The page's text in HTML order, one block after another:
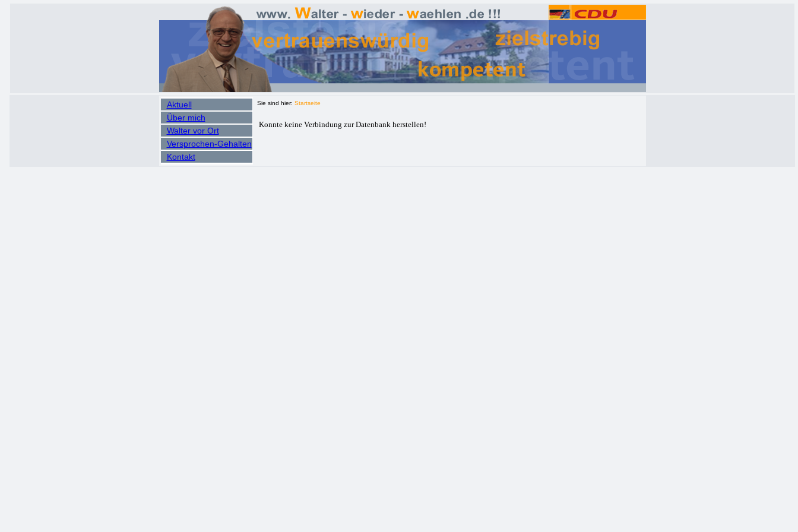
Aktuell
Über mich
Walter vor Ort
Versprochen-Gehalten
Kontakt
Sie sind hier: Startseite
Konnte keine Verbindung zur Datenbank herstellen!